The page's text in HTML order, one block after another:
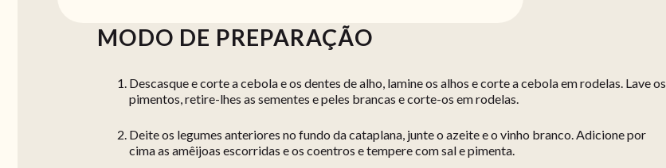
MODO DE PREPARAÇÃO
Descasque e corte a cebola e os dentes de alho, lamine os alhos e corte a cebola em rodelas. Lave os
pimentos, retire-lhes as sementes e peles brancas e corte-os em rodelas.
Deite os legumes anteriores no fundo da cataplana, junte o azeite e o vinho branco. Adicione por
cima as amêijoas escorridas e os coentros e tempere com sal e pimenta.